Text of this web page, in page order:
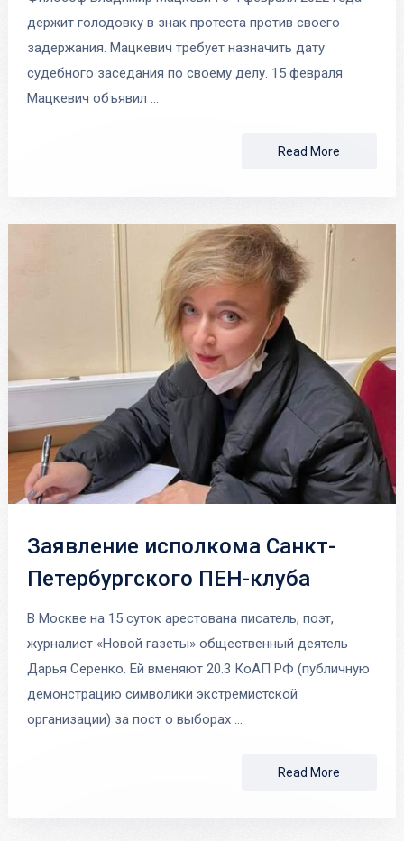
держит голодовку в знак протеста против своего
задержания. Мацкевич требует назначить дату
судебного заседания по своему делу. 15 февраля
Мацкевич объявил …
Read More
Заявление исполкома Санкт-
Петербургского ПЕН-клуба
В Москве на 15 суток арестована писатель, поэт,
журналист «Новой газеты» общественный деятель
Дарья Серенко. Ей вменяют 20.3 КоАП РФ (публичную
демонстрацию символики экстремистской
организации) за пост о выборах …
Read More